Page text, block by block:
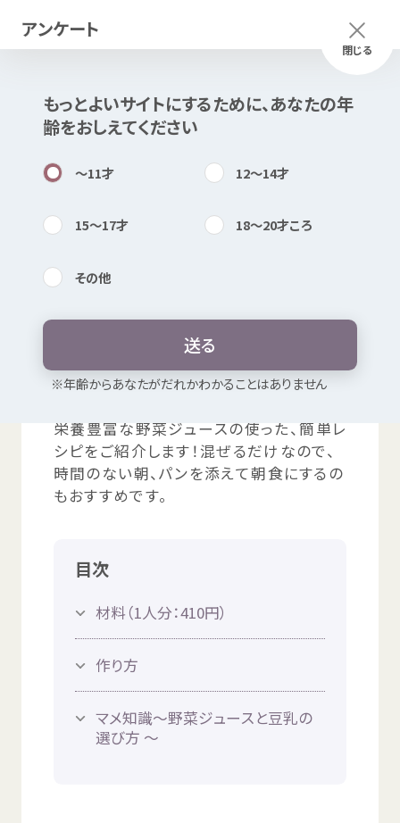
内検索
お気に入り
つかいかた サイトについて
入り
プライバシーポリシー 認定サービスとは
Mexへのお問い合わせ
ふりがな つかいかた メニュー
閉じる
アンケート
もっとよいサイトにするために、あなたの年
齢をおしえてください
〜11才 12〜14才
15〜17才 18〜20才ころ
その他
送る
※年齢からあなたがだれかわかることはありません
冷製スープ
食事
栄養豊富 な野菜ジュースの使った、 簡単 レ
シピをご紹介 します！ 混ぜるだけなので、
時間のない朝、パンを添えて朝食にするの
もおすすめです。
目次
材料 （1人分：410円）
作り方
マメ知識～野菜ジュースと豆乳の
選び方 ～